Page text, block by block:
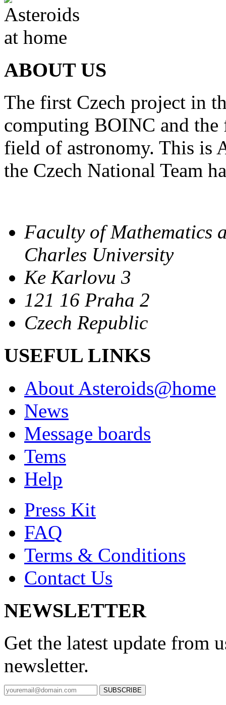
ABOUT US
The first Czech project in
computing BOINC and
field of astronomy. This is
the Czech National Team
Faculty of Mathematics
Charles University
Ke Karlovu 3
121 16 Praha 2
Czech Republic
USEFUL LINKS
About Asteroids@home
News
Message boards
Tems
Help
Press Kit
FAQ
Terms & Conditions
Contact Us
NEWSLETTER
Get the latest update from
newsletter.
SUBSCRIBE